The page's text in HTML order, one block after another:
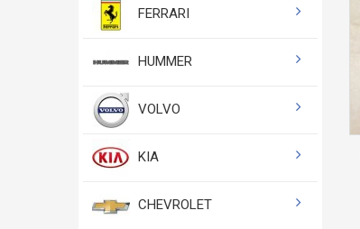
FERRARI
HUMMER
VOLVO
KIA
CHEVROLET